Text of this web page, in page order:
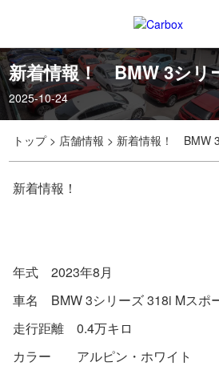
新着情報！ BMW 3シリ
2025-10-24
トップ> 店舗情報 > 新着情報！ BMW
新着情報！
年式 2023年8月
車名 BMW 3シリーズ 318i Mスポ
走行距離 0.4万キロ
カラー アルピン・ホワイト